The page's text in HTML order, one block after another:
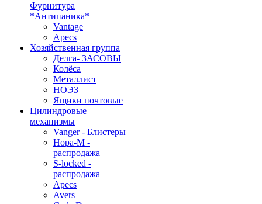
Фурнитура
*Антипаника*
Vantage
Apecs
Хозяйственная группа
Делга- ЗАСОВЫ
Колёса
Металлист
НОЭЗ
Ящики почтовые
Цилиндровые
механизмы
Vanger - Блистеры
Нора-М -
распродажа
S-locked -
распродажа
Apecs
Avers